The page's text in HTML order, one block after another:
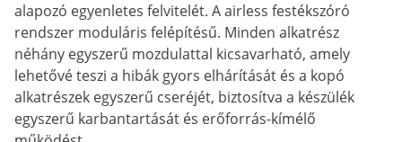
alapozó egyenletes felvitelét. A airless festékszóró
rendszer moduláris felépítésű. Minden alkatrész
néhány egyszerű mozdulattal kicsavarható, amely
lehetővé teszi a hibák gyors elhárítását és a kopó
alkatrészek egyszerű cseréjét, biztosítva a készülék
egyszerű karbantartását és erőforrás-kímélő